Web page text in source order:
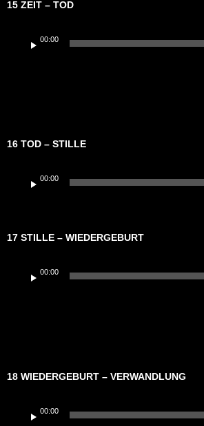
15 ZEIT – TOD
Player
00:00
16 TOD – STILLE
Player
00:00
17 STILLE – WIEDERGEBURT
Player
00:00
18 WIEDERGEBURT – VERWANDLUNG
Player
00:00